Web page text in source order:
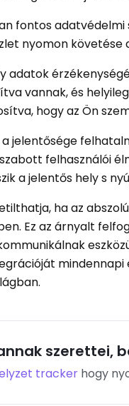
fontos
nyomon
adatok
vannak, és
hogy az Ön
jelentősége
felhasználói
a jelentős hely s
ha az
Ez az árnyalt
szerettei,
tracker hogy